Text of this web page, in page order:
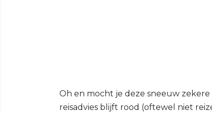
Oh en mocht je deze sneeuw
reisadvies blijft rood (oftewel niet